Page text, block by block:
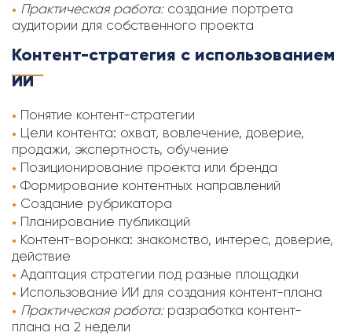
Практическая работа:создание портрета
аудитории для собственного проекта
Контент-стратегия с использованием
ИИ
Понятие контент-стратегии
Цели контента: охват, вовлечение, доверие,
продажи, экспертность, обучение
Позиционирование проекта или бренда
Формирование контентных направлений
Создание рубрикатора
Планирование публикаций
Контент-воронка: знакомство, интерес, доверие,
действие
Адаптация стратегии под разные площадки
Использование ИИ для создания контент-плана
Практическая работа:разработка контент-
плана на 2 недели